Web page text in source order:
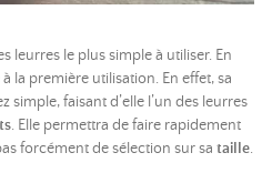
leurres le plus simple à utiliser. En
la première utilisation. En effet, sa
simple, faisant d’elle l’un des leurres
. Elle permettra de faire rapidement
forcément de sélection sur sa taille.